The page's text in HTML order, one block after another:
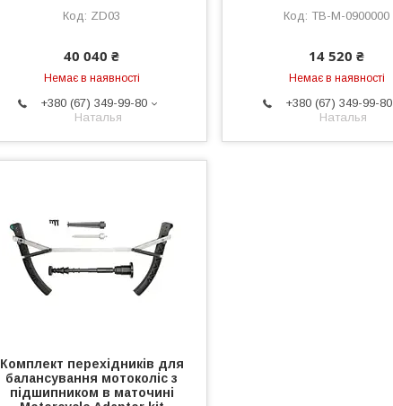
ZD03
40 040 ₴
Немає в наявності
+380 (67) 349-99-80
Наталья
TB-M-0900000
14 520 ₴
Немає в наявності
+380 (67) 349-99-80
Наталья
Комплект перехідників для
балансування мотоколіс з
підшипником в маточині